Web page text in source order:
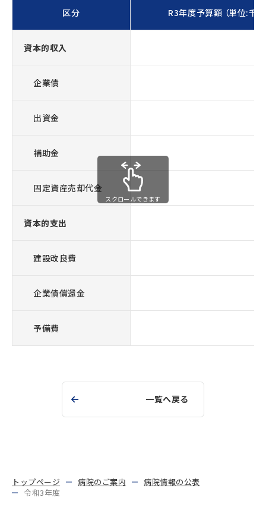
区分 R3年度予算額 （単位:千円
資本的収入
企業債
出資金
補助金
固定資産売却代金
資本的支出
建設改良費
企業債償還金
予備費
スクロールできます
一覧へ戻る
トップページ 病院のご案内
病院情報の公表
令和3年度